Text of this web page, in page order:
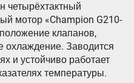
четырёхтактный
мотор «Champion G210-
клапанов,
охлаждение. Заводится
и устойчиво работает
температуры.